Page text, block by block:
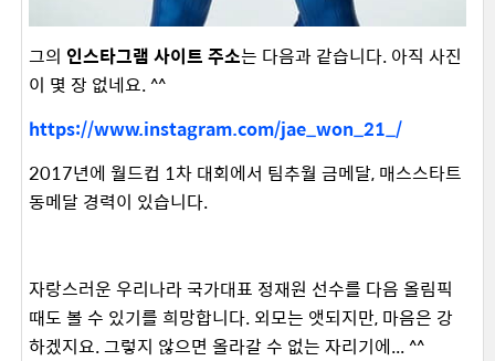
그의 인스타그램 사이트 주소는 다음과 같습니다. 아직 사진
이 몇 장 없네요. ^^
https://www.instagram.com/jae_won_21_/
2017년에 월드컵 1차 대회에서 팀추월 금메달, 매스스타트
동메달 경력이 있습니다.
자랑스러운 우리나라 국가대표 정재원 선수를 다음 올림픽
때도 볼 수 있기를 희망합니다. 외모는 앳되지만, 마음은 강
하겠지요. 그렇지 않으면 올라갈 수 없는 자리기에... ^^